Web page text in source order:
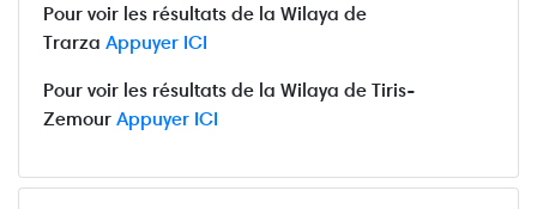
Pour voir les résultats de la Wilaya de
Trarza Appuyer ICI
Pour voir les résultats de la Wilaya de Tiris-
Zemour Appuyer ICI